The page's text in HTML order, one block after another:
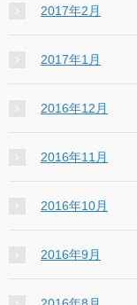
2017年2月
2017年1月
2016年12月
2016年11月
2016年10月
2016年9月